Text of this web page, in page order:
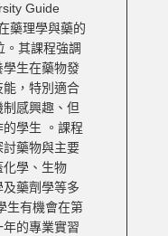
Guide
藥理學與藥的
。其課程強調
生在藥物發
，特別適合
感興趣、但
學生 。課程
藥物與主要
學、生物
藥劑學等多
生有機會在第
的專業實習